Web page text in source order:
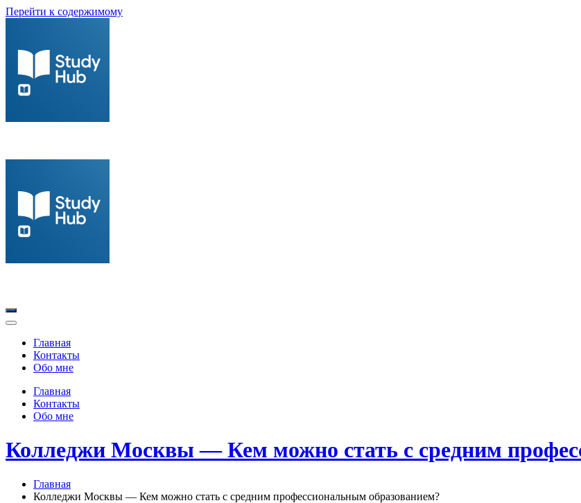
Перейти к содержимому
Главная
Контакты
Обо мне
Главная
Контакты
Обо мне
Колледжи Москвы — Кем можно стать с средним
Главная
Колледжи Москвы — Кем можно стать с средним профессиональным образованием?